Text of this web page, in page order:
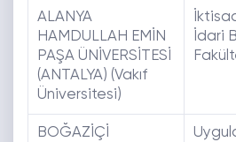
ALANYA
HAMDULLAH EMİN
PAŞA ÜNİVERSİTESİ
(ANTALYA) (Vakıf
Üniversitesi)
İdari
BOĞAZİÇİ